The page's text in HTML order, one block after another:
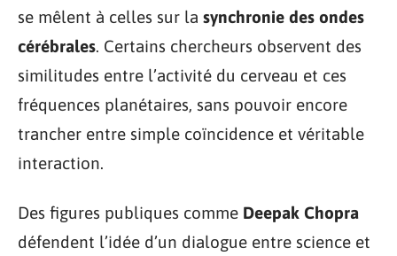
se mêlent à celles sur la synchronie des ondes
cérébrales. Certains chercheurs observent des
similitudes entre l’activité du cerveau et ces
fréquences planétaires, sans pouvoir encore
trancher entre simple coïncidence et véritable
interaction.
Des figures publiques comme Deepak Chopra
défendent l’idée d’un dialogue entre science et